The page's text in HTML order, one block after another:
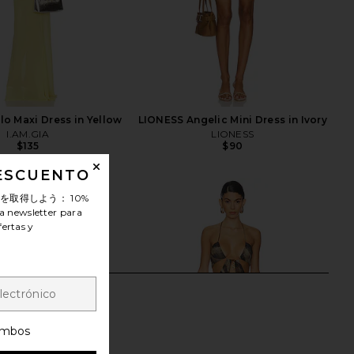
Maxi Dress in Yellow
I.AM.GIA
$135
LIONESS Angelic Mini Dress in Ivory
LIONESS
$90
取得しよう：10%
newsletter para
y